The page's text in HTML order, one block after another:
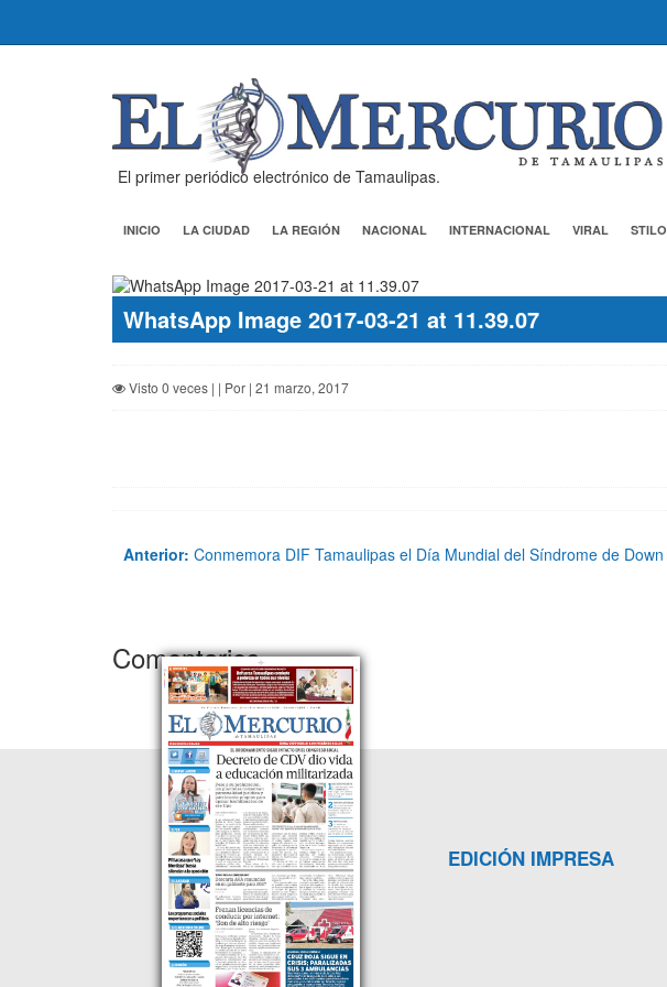
El primer periódico electrónico de Tamaulipas.
INICIO LA CIUDAD LA REGIÓN NACIONAL INTERNACIONAL VIRAL STILO
WhatsApp Image 2017-03-21 at 11.39.07
Visto 0 veces | | Por | 21 marzo, 2017
Anterior: Conmemora DIF Tamaulipas el Día Mundial del Síndrome de Down
Comentarios
EDICIÓN IMPRESA